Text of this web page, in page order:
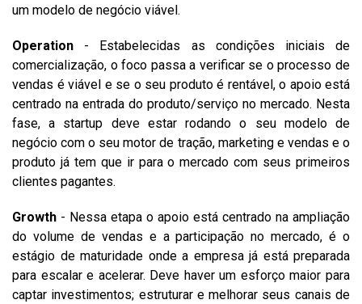
um modelo de negócio viável.
Operation - Estabelecidas as condições iniciais de
comercialização, o foco passa a verificar se o processo de
vendas é viável e se o seu produto é rentável, o apoio está
centrado na entrada do produto/serviço no mercado. Nesta
fase, a startup deve estar rodando o seu modelo de
negócio com o seu motor de tração, marketing e vendas e o
produto já tem que ir para o mercado com seus primeiros
clientes pagantes.
Growth - Nessa etapa o apoio está centrado na ampliação
do volume de vendas e a participação no mercado, é o
estágio de maturidade onde a empresa já está preparada
para escalar e acelerar. Deve haver um esforço maior para
captar investimentos; estruturar e melhorar seus canais de